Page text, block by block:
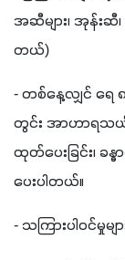
အဆီများ၊ အုန်းဆီ
တယ်)
- တစ်နေ့လျှင် ရေ
တွင်း အာဟာရသယ်
ထုတ်ပေးခြင်း၊
ပေးပါတယ်။
- သကြားပါဝင်မှုမ